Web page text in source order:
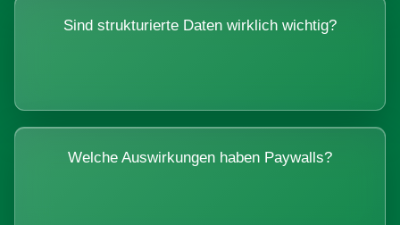
Sind strukturierte Daten wirklich wichtig?
Welche Auswirkungen haben Paywalls?